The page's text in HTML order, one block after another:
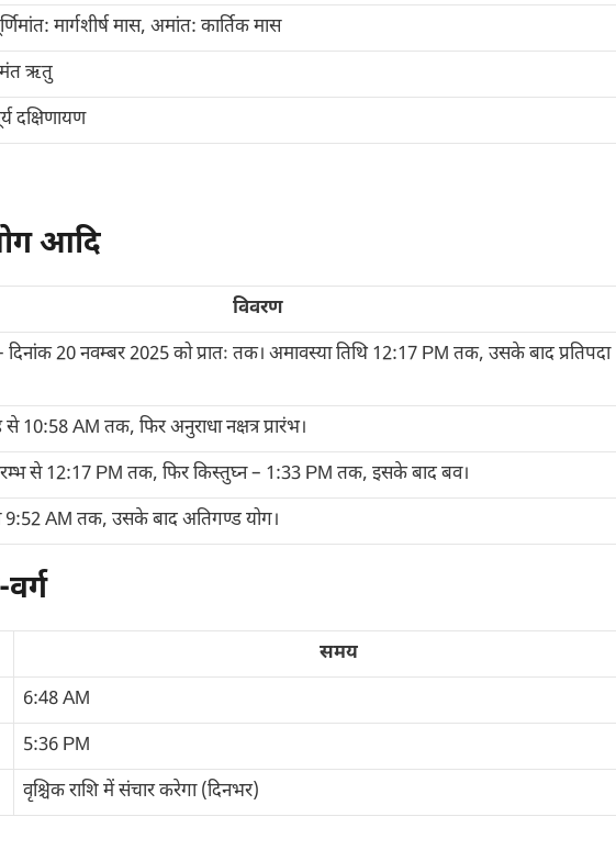
मार्गशीर्ष मास, अमांत: कार्तिक मास
ऋतु
दक्षिणायण
आदि
विवरण
20 नवम्बर 2025 को प्रातः तक। अमावस्या तिथि 12:17 PM तक, उसके बाद प्रतिपदा
से 10:58 AM तक, फिर अनुराधा नक्षत्र प्रारंभ।
से 12:17 PM तक, फिर किस्तुघ्न – 1:33 PM तक, इसके बाद बव।
AM तक, उसके बाद अतिगण्ड योग।
समय
6:48 AM
5:36 PM
वृश्चिक राशि में संचार करेगा (दिनभर)